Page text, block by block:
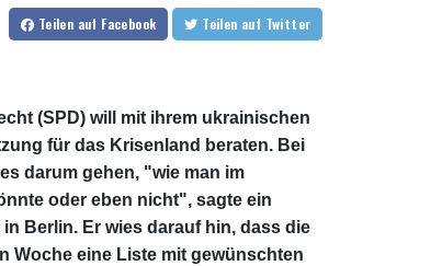
Teilen auf Facebook Teilen auf Twitter
(SPD) will mit ihrem ukrainischen
für das Krisenland beraten. Bei
darum gehen, "wie man im
oder eben nicht", sagte ein
Berlin. Er wies darauf hin, dass die
Woche eine Liste mit gewünschten